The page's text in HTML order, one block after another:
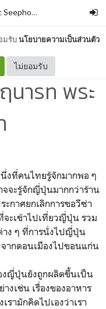
มรับนโยบายความเป็นส่วนตัว
ไม่ยอมรับ
มมืดใน
ารท พระ
งที่คนไทยรู้จักมากพอ ๆ
จจะรู้จักญี่ปุ่นมากกว่าร้าน
กาศยกเลิกการขอวีซ่า
ะเข้าไปเที่ยวญี่ปุ่น รวม
าง ๆ ที่การนั่งไปญี่ปุ่น
จากดอนเมืองไปขอนแก่น
ญี่ปุ่นยังถูกผลิตขึ้นเป็น
งเช่น เรื่องของอาหาร
ามักคิดไปเองว่าเรา